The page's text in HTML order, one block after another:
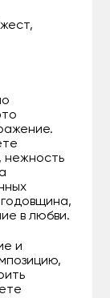
нежность
в любви.
и